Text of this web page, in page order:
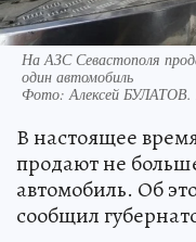
На АЗС Севастополя
один автомобиль
Фото:Алексей БУЛАТОВ.
В настоящее
продают не
автомобиль. Об
сообщил